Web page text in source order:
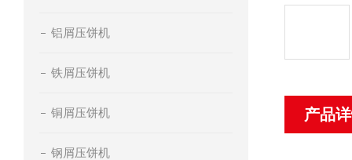
铝屑压饼机
铁屑压饼机
铜屑压饼机
钢屑压饼机
产品